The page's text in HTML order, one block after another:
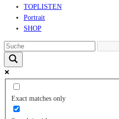
TOPLISTEN
Portrait
SHOP
Exact matches only